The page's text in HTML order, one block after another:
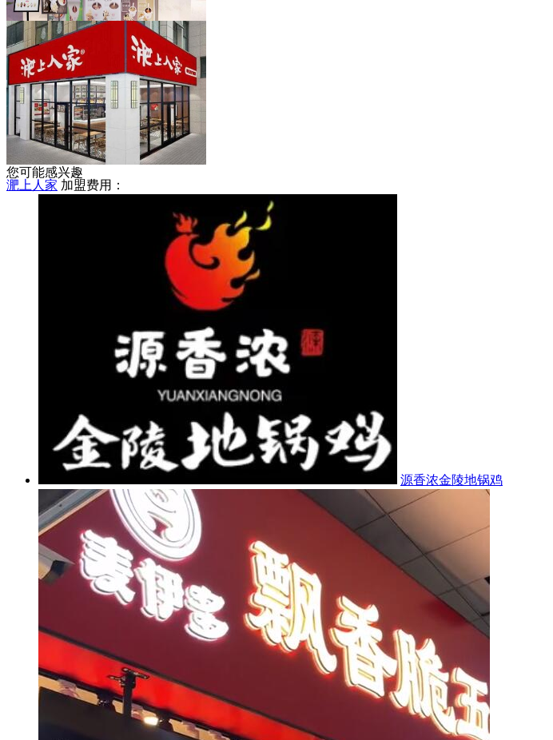
禧善堂 加盟费用：
淝上人家 加盟费用：
您可能感兴趣
源香浓金陵地锅鸡